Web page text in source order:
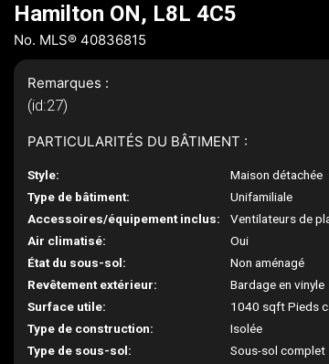
Hamilton ON, L8L 4C5
No. MLS® 40836815
Remarques :
(id:27)
PARTICULARITÉS DU BÂTIMENT :
Style:
Maison détachée
Type de bâtiment:
Unifamiliale
Accessoires/équipement inclus:
Ventilateurs de
Air climatisé:
Oui
État du sous-sol:
Non aménagé
Revêtement extérieur:
Bardage en vinyle
Surface utile:
1040 sqft Pieds
Type de construction:
Isolée
Type de sous-sol:
Sous-sol complet